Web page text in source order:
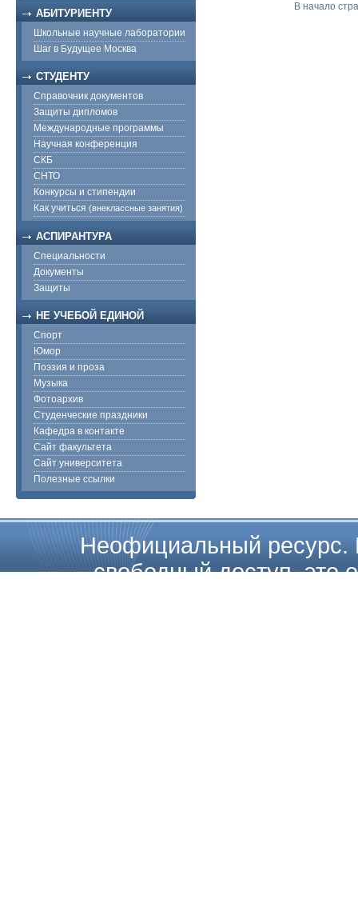
АБИТУРИЕНТУ
Школьные научные лаборатории
Шаг в Будущее Москва
СТУДЕНТУ
Справочник документов
Защиты дипломов
Международные программы
Научная конференция
СКБ
СНТО
Конкурсы и стипендии
Как учиться (внеклассные занятия)
АСПИРАНТУРА
Специальности
Документы
Защиты
НЕ УЧЕБОЙ ЕДИНОЙ
Спорт
Юмор
Поэзия и проза
Музыка
Фотоархив
Студенческие праздники
Кафедра в контакте
Сайт факультета
Сайт университета
Полезные ссылки
В начало
Неофициальный ресурс.
свободный доступ, это